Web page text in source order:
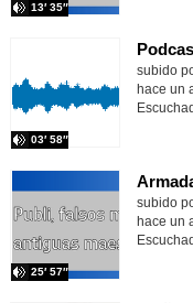
13′ 35″
subido
03′ 58″
hace un
subido
25′ 57″
hace un